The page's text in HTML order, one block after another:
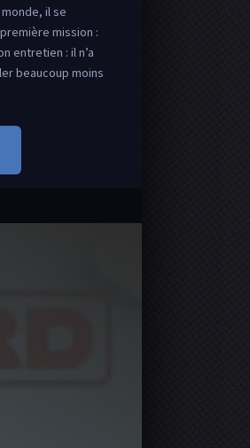
il se
mission :
entretien : il n’a
beaucoup moins